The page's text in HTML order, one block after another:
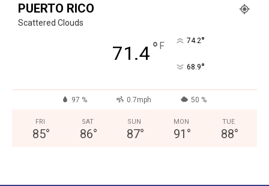
PUERTO RICO
Scattered Clouds
71.4° F 74.2°
68.9°
97 % 0.7mph 50 %
FRI
85°
SAT
86°
SUN
87°
MON
91 °
TUE
88°